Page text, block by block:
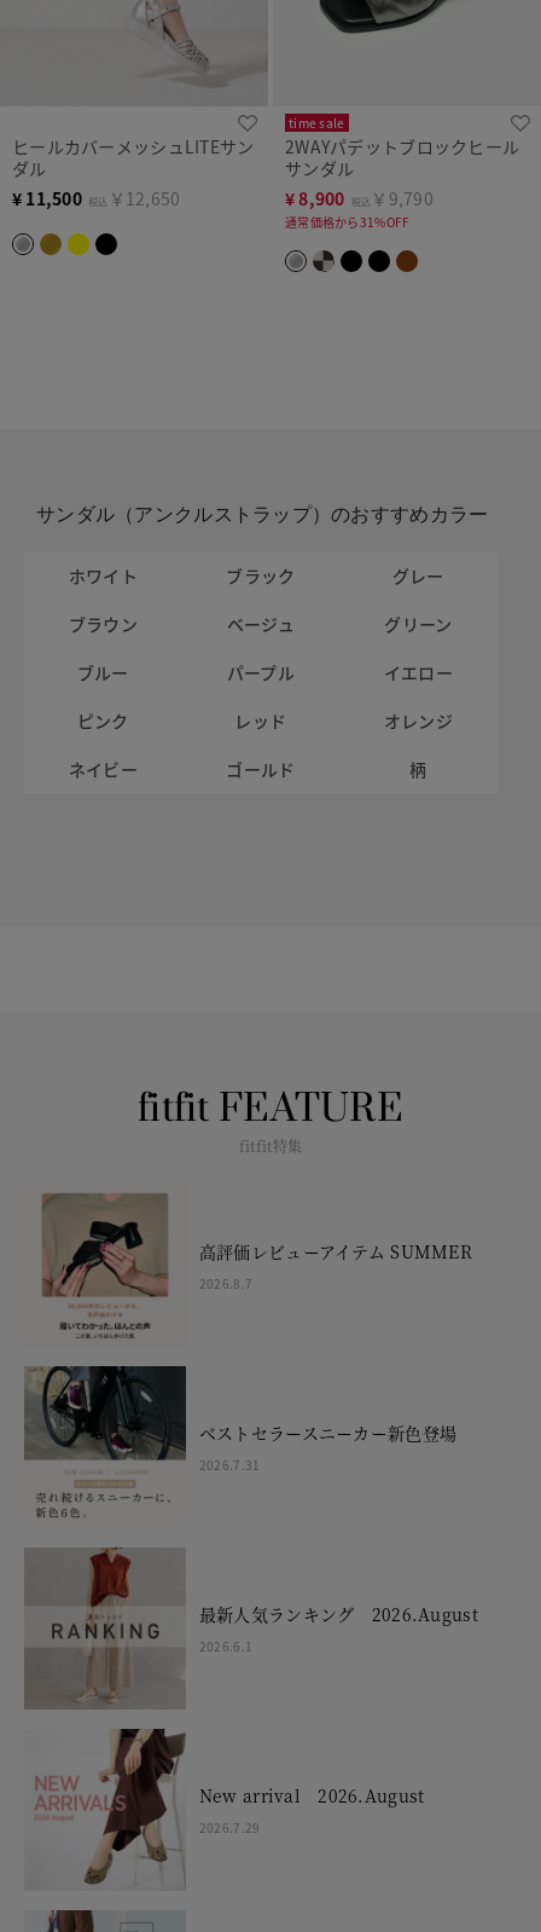
ヒールカバーメッシュLITEサン
ダル
¥ 11,500 税込 ￥12,650
time sale
2WAYパデットブロックヒール
サンダル
¥8,900 税込 ￥9,790
通常価格から31%OFF
サンダル（アンクルストラップ）のおすすめカラー
ホワイト ブラック
グレー
ブラウン
ベージュ
グリーン
ブルー
パープル
イエロー
ピンク
レッド
オレンジ
ネイビー
ゴールド 柄
fitfit FEATURE
fitfit特集
高評価レビューアイテム SUMMER
2026.8.7
ベストセラースニーカー新色登場
2026.7.31
最新人気ランキング 2026.August
2026.6.1
New arrival 2026.August
2026.7.29